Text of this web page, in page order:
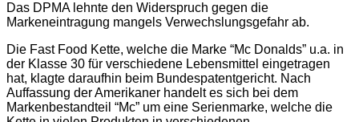
Das DPMA lehnte den Widerspruch gegen die
Markeneintragung mangels Verwechslungsgefahr ab.
Die Fast Food Kette, welche die Marke “Mc Donalds” u.a. in
der Klasse 30 für verschiedene Lebensmittel eingetragen
hat, klagte daraufhin beim Bundespatentgericht. Nach
Auffassung der Amerikaner handelt es sich bei dem
Markenbestandteil “Mc” um eine Serienmarke, welche die